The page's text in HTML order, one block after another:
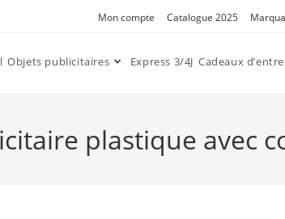
Mon compte Catalogue 2025
Objets publicitaires Express 3/4J Cadeaux
plastique avec